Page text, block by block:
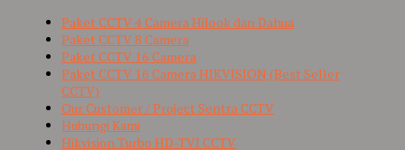
Paket CCTV 4 Camera Hilook dan Dahua
Paket CCTV 8 Camera
Paket CCTV 16 Camera
Paket CCTV 16 Camera HIKVISION (Best Seller
CCTV)
Our Customer / Project Sentra CCTV
Hubungi Kami
Hikvision Turbo HD-TVI CCTV